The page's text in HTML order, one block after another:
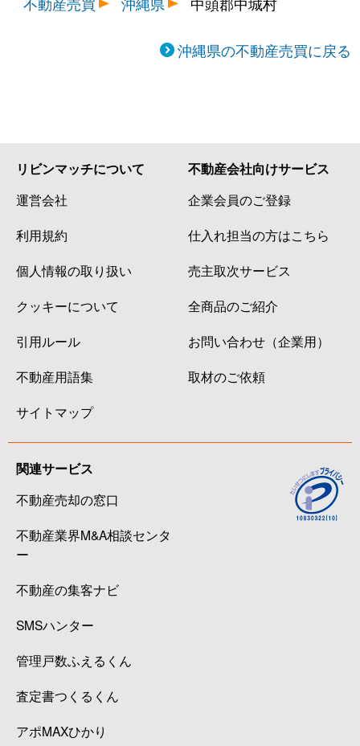
沖縄県の不動産売買に戻る
リビンマッチについて
運営会社
利用規約
個人情報の取り扱い
クッキーについて
引用ルール
不動産用語集
サイトマップ
不動産会社向けサービス
企業会員のご登録
仕入れ担当の方はこちら
売主取次サービス
全商品のご紹介
お問い合わせ（企業用）
取材のご依頼
関連サービス
不動産売却の窓口
不動産業界M&A相談センタ
ー
不動産の集客ナビ
SMSハンター
管理戸数ふえるくん
査定書つくるくん
アポMAXひかり